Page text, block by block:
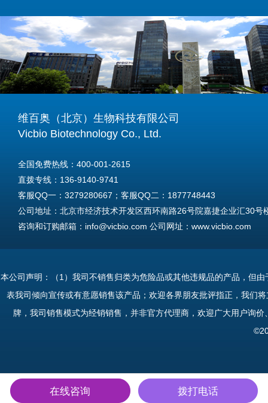
维百奥（北京）生物科技有限公司
Vicbio Biotechnology Co., Ltd.
全国免费热线：400-001-2615
直拨专线：136-9140-9741
客服QQ一：3279280667；客服QQ二：1877748443
公司地址：北京市经济技术开发区西环南路26号院嘉捷企业汇30号
咨询和订购邮箱：info@vicbio.com 公司网址：www.vicbio.com
Tel: +86-13691409741
Address: Room 603, Floor 6, Building 30A, No.26, Xihuannan
本公司声明：（1）我司不销售归类为危险品或其他违规品的产品，但
表我司倾向宣传或有意愿销售该产品；欢迎各界朋友批评指正，我们
牌，我司销售模式为经销销售，并非官方代理商，欢迎广大用户询
在线咨询 拨打电话